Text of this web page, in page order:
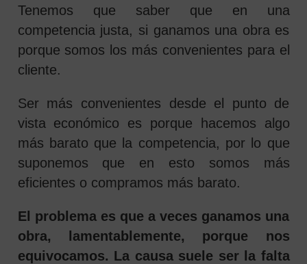
Tenemos que saber que en una
competencia justa, si ganamos una obra es
porque somos los más convenientes para el
cliente.
Ser más convenientes desde el punto de
vista económico es porque hacemos algo
más barato que la competencia, por lo que
suponemos que en esto somos más
eficientes o compramos más barato.
El problema es que a veces ganamos una
obra, lamentablemente, porque nos
equivocamos. La causa suele ser la falta